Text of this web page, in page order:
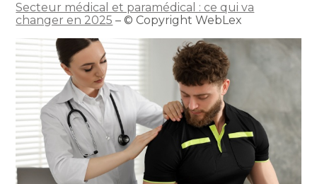
Secteur médical et paramédical : ce qui va
changer en 2025 – © Copyright WebLex